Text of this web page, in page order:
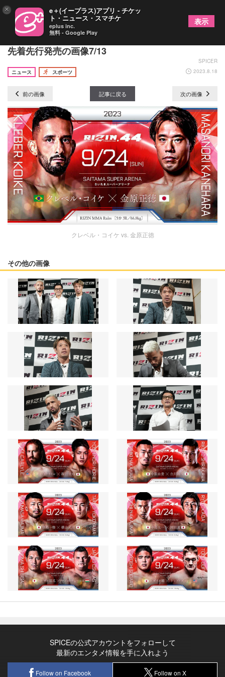
クレベルvs.金原戦に注目！『RIZIN.44』は8/19に
先着先行発売の画像7/13
SPICER
ニュース
スポーツ 2023.8.18
前の画像 記事に戻る 次の画像
クレベル・コイケ vs. 金原正徳
その他の画像
SPICEの公式アカウントをフォローして
最新のエンタメ情報を手に入れよう
Follow on Facebook Follow on X
× e＋(イープラス)アプリ - チケッ
ト・ニュース・スマチケ
eplus inc.
無料 - Google Play
表示